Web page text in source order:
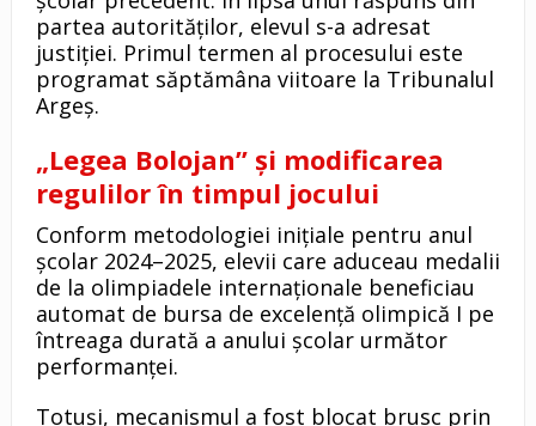
partea autorităților, elevul s-a adresat
justiției. Primul termen al procesului este
programat săptămâna viitoare la Tribunalul
Argeș.
„Legea Bolojan” și modificarea
regulilor în timpul jocului
Conform metodologiei inițiale pentru anul
școlar 2024–2025, elevii care aduceau medalii
de la olimpiadele internaționale beneficiau
automat de bursa de excelență olimpică I pe
întreaga durată a anului școlar următor
performanței.
Totuși, mecanismul a fost blocat brusc prin